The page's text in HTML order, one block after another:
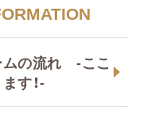
ムの流れ -ここ
す！-